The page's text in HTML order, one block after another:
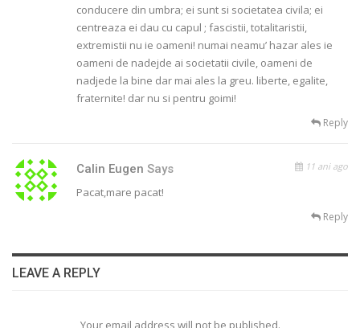
conducere din umbra; ei sunt si societatea civila; ei
centreaza ei dau cu capul ; fascistii, totalitaristii,
extremistii nu ie oameni! numai neamu’ hazar ales ie
oameni de nadejde ai societatii civile, oameni de
nadjede la bine dar mai ales la greu. liberte, egalite,
fraternite! dar nu si pentru goimi!
Reply
Calin Eugen Says 11 ani ago
Pacat,mare pacat!
Reply
LEAVE A REPLY
Your email address will not be published.